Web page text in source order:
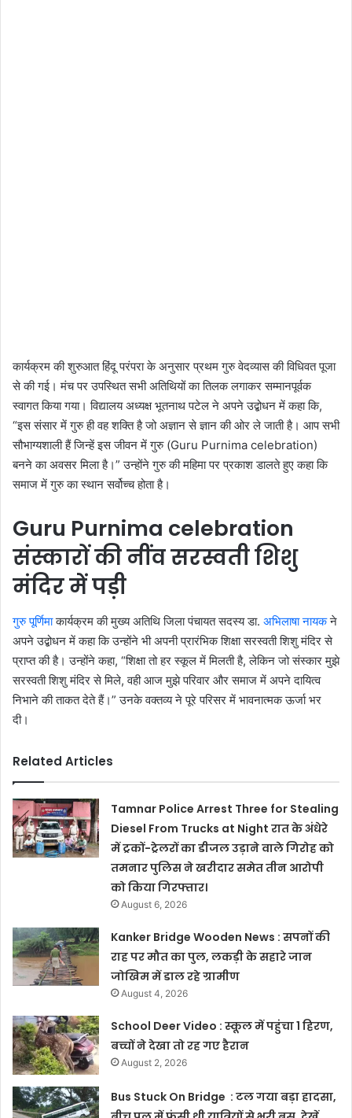
कार्यक्रम की शुरुआत हिंदू परंपरा के अनुसार प्रथम गुरु वेदव्यास की विधिवत पूजा
से की गई। मंच पर उपस्थित सभी अतिथियों का तिलक लगाकर सम्मानपूर्वक
स्वागत किया गया। विद्यालय अध्यक्ष भूतनाथ पटेल ने अपने उद्बोधन में कहा कि,
“इस संसार में गुरु ही वह शक्ति है जो अज्ञान से ज्ञान की ओर ले जाती है। आप सभी
सौभाग्यशाली हैं जिन्हें इस जीवन में गुरु (Guru Purnima celebration)
बनने का अवसर मिला है।” उन्होंने गुरु की महिमा पर प्रकाश डालते हुए कहा कि
समाज में गुरु का स्थान सर्वोच्च होता है।
Guru Purnima celebration
संस्कारों की नींव सरस्वती शिशु
मंदिर में पड़ी
गुरु पूर्णिमाकार्यक्रम की मुख्य अतिथि जिला पंचायत सदस्य डा. अभिलाषा नायकने
अपने उद्बोधन में कहा कि उन्होंने भी अपनी प्रारंभिक शिक्षा सरस्वती शिशु मंदिर से
प्राप्त की है। उन्होंने कहा, “शिक्षा तो हर स्कूल में मिलती है, लेकिन जो संस्कार मुझे
सरस्वती शिशु मंदिर से मिले, वही आज मुझे परिवार और समाज में अपने दायित्व
निभाने की ताकत देते हैं।” उनके वक्तव्य ने पूरे परिसर में भावनात्मक ऊर्जा भर
दी।
Related Articles
Tamnar Police Arrest Three for Stealing
Diesel From Trucks at Night रात के अंधेरे
में ट्रकों-ट्रेलरों का डीजल उड़ाने वाले गिरोह को
तमनार पुलिस ने खरीदार समेत तीन आरोपी
को किया गिरफ्तार।
August 6, 2026
Kanker Bridge Wooden News : सपनों की
राह पर मौत का पुल, लकड़ी के सहारे जान
जोखिम में डाल रहे ग्रामीण
August 4, 2026
School Deer Video : स्कूल में पहुंचा 1 हिरण,
बच्चों ने देखा तो रह गए हैरान
August 2, 2026
Bus Stuck On Bridge : टल गया बड़ा हादसा,